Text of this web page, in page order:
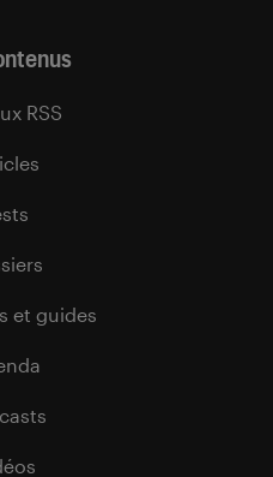
RSS
et guides